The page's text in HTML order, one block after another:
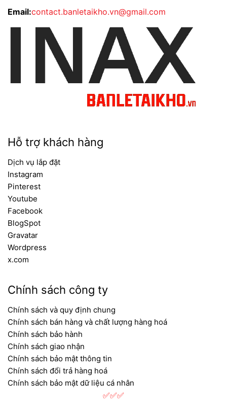
Email:contact.banletaikho.vn@gmail.com
Hỗ trợ khách hàng
Dịch vụ lắp đặt
Instagram
Pinterest
Youtube
Facebook
BlogSpot
Gravatar
Wordpress
x.com
Chính sách công ty
Chính sách và quy định chung
Chính sách bán hàng và chất lượng hàng hoá
Chính sách bảo hành
Chính sách giao nhận
Chính sách bảo mật thông tin
Chính sách đổi trả hàng hoá
Chính sách bảo mật dữ liệu cá nhân
✅✅✅